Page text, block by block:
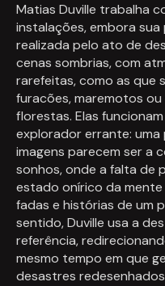
Matias Duville trabalha
instalações, embora
realizada pelo ato de
cenas sombrias, com
rarefeitas, como as que
furacões, maremotos
florestas. Elas
explorador errante: uma
imagens parecem ser a
sonhos, onde a falta de
estado onírico da
fadas e histórias de um
sentido, Duville usa a
referência,
mesmo tempo em que
desastres